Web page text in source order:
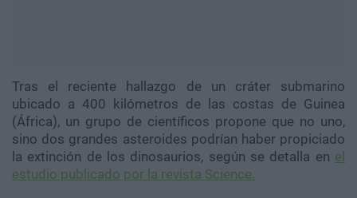
Tras el reciente hallazgo de un cráter submarino
ubicado a 400 kilómetros de las costas de Guinea
(África), un grupo de científicos propone que no uno,
sino dos grandes asteroides podrían haber propiciado
la extinción de los dinosaurios, según se detalla en el
estudio publicado por la revista Science.